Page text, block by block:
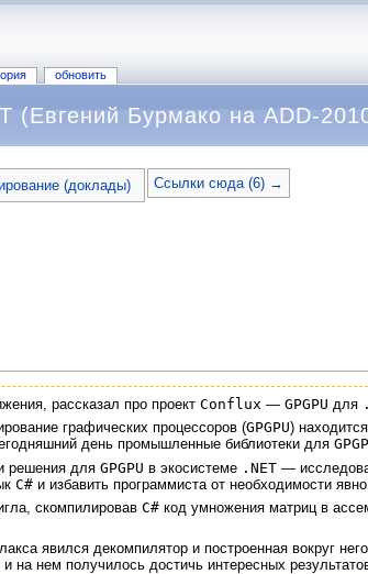
обновить
(Евгений Бурмако на ADD-
(доклады) Ссылки сюда (6) →
рассказал про проект Conflux — GPGPU для
графических процессоров (GPGPU)
день промышленные библиотеки для
решения для GPGPU в экосистеме .NET —
C# и избавить программиста от необходимости
скомпилировав C# код умножения матриц в
явился декомпилятор и построенная вокруг
на нем получилось достичь интересных